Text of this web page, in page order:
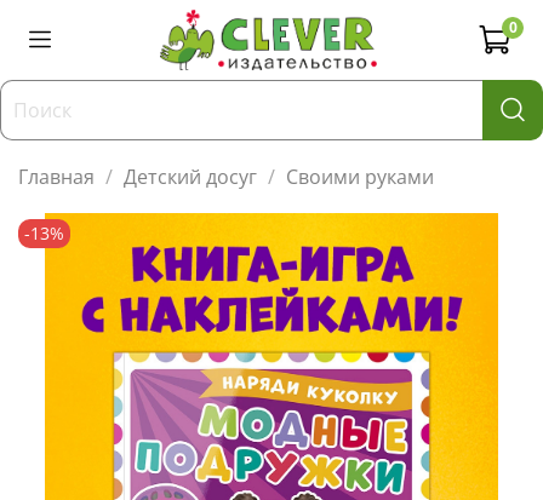
0
Главная Детский досуг Своими руками
-13%